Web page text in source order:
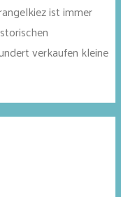
ist immer
verkaufen kleine